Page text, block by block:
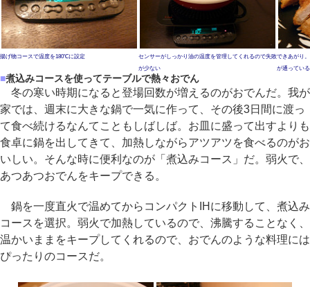
揚げ物コースで温度を180℃に設定
センサーがしっかり油の温度を管理してくれるので失敗
が少ない
できあがり
が通っている
■煮込みコースを使ってテーブルで熱々おでん
冬の寒い時期になると登場回数が増えるのがおでんだ。我が
家では、週末に大きな鍋で一気に作って、その後3日間に渡っ
て食べ続けるなんてこともしばしば。お皿に盛って出すよりも
食卓に鍋を出してきて、加熱しながらアツアツを食べるのがお
いしい。そんな時に便利なのが「煮込みコース」だ。弱火で、
あつあつおでんをキープできる。
鍋を一度直火で温めてからコンパクトIHに移動して、煮込み
コースを選択。弱火で加熱しているので、沸騰することなく、
温かいままをキープしてくれるので、おでんのような料理には
ぴったりのコースだ。